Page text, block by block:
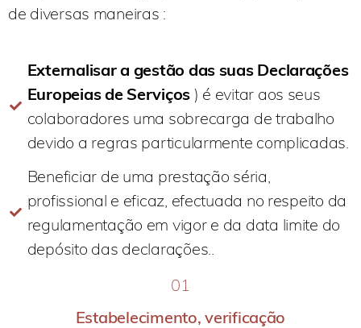
de diversas maneiras :
Externalisar a gestão das suas Declarações
Europeias de Serviços ) é evitar aos seus
colaboradores uma sobrecarga de trabalho
devido a regras particularmente complicadas.
Beneficiar de uma prestação séria,
profissional e eficaz, efectuada no respeito da
regulamentação em vigor e da data limite do
depósito das declarações..
01
Estabelecimento, verificação